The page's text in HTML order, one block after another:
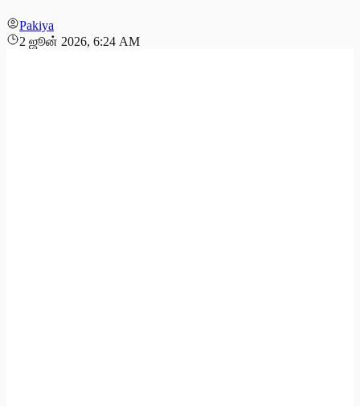
Pakiya
2 ஜூன் 2026, 6:24 AM